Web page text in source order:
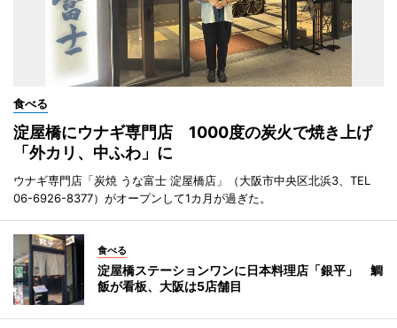
食べる
淀屋橋にウナギ専門店 1000度の炭火で焼き上げ
「外カリ、中ふわ」に
ウナギ専門店「炭焼 うな富士 淀屋橋店」（大阪市中央区北浜3、TEL
06-6926-8377）がオープンして1カ月が過ぎた。
食べる
淀屋橋ステーションワンに日本料理店「銀平」 鯛
飯が看板、大阪は5店舗目